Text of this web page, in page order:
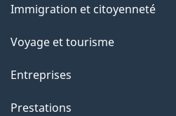
sujets
Immigration et citoyenneté
Voyage et tourisme
Entreprises
Prestations